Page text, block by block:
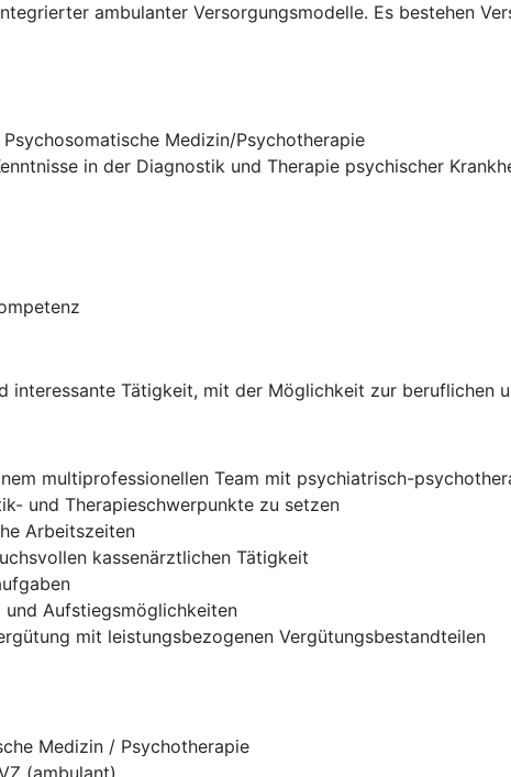
ambulanter Versorgungsmodelle. Es bestehen
Medizin/Psychotherapie
in der Diagnostik und Therapie psychischer
interessante Tätigkeit, mit der Möglichkeit zur beruflichen
multiprofessionellen Team mit psychiatrisch-
und Therapieschwerpunkte zu setzen
Arbeitszeiten
kassenärztlichen Tätigkeit
Aufstiegsmöglichkeiten
mit leistungsbezogenen Vergütungsbestandteilen
Medizin / Psychotherapie
(ambulant)